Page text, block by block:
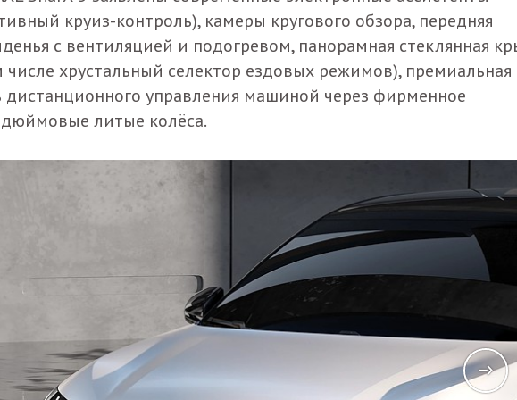
круиз-контроль), камеры кругового обзора, передняя
с вентиляцией и подогревом, панорамная стеклянная
хрустальный селектор ездовых режимов), премиальная
дистанционного управления машиной через фирменное
литые колёса.